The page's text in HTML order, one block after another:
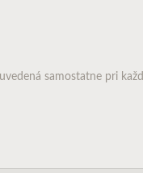
samostatne pri